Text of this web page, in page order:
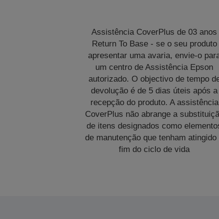
Assistência CoverPlus de 03 anos
Return To Base - se o seu produto
apresentar uma avaria, envie-o
um centro de Assistência Epson
autorizado. O objectivo de tempo
devolução é de 5 dias úteis após a
recepção do produto. A assistência
CoverPlus não abrange a
de itens designados como
de manutenção que tenham atingido
fim do ciclo de vida